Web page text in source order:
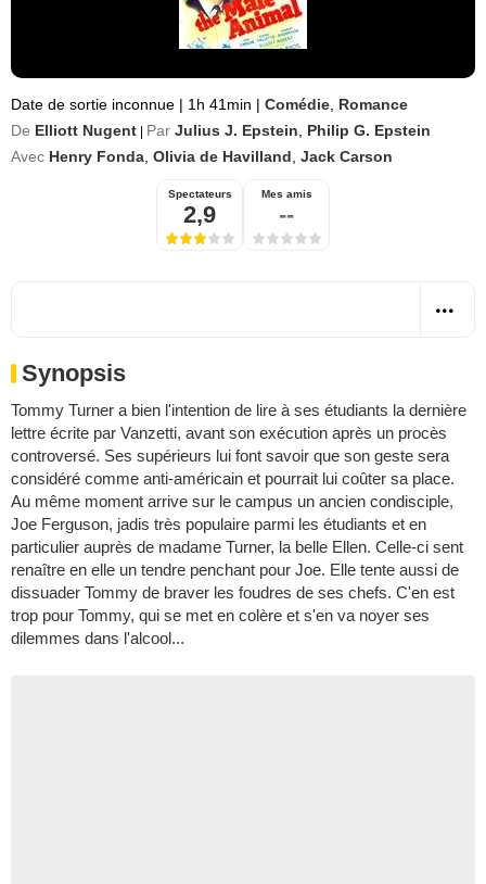
Date de sortie inconnue | 1h 41min | Comédie Romance
De Elliott Nugent Par Julius J. Epstein
Philip G. Epstein
Avec Henry Fonda Olivia de Havilland Jack Carson
Spectateurs
2,9
Mes amis
--
Synopsis
Tommy Turner a bien l'intention de lire à ses étudiants la dernière
lettre écrite par Vanzetti, avant son exécution après un procès
controversé. Ses supérieurs lui font savoir que son geste sera
considéré comme anti-américain et pourrait lui coûter sa place.
Au même moment arrive sur le campus un ancien condisciple,
Joe Ferguson, jadis très populaire parmi les étudiants et en
particulier auprès de madame Turner, la belle Ellen. Celle-ci sent
renaître en elle un tendre penchant pour Joe. Elle tente aussi de
dissuader Tommy de braver les foudres de ses chefs. C'en est
trop pour Tommy, qui se met en colère et s'en va noyer ses
dilemmes dans l'alcool...